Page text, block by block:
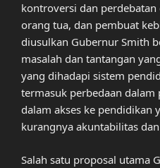
kontroversi dan
orang tua, dan pembuat
diusulkan Gubernur Smith
masalah dan tantangan
yang dihadapi sistem
termasuk perbedaan dalam
dalam akses ke pendidikan
kurangnya akuntabilitas
Salah satu proposal utama